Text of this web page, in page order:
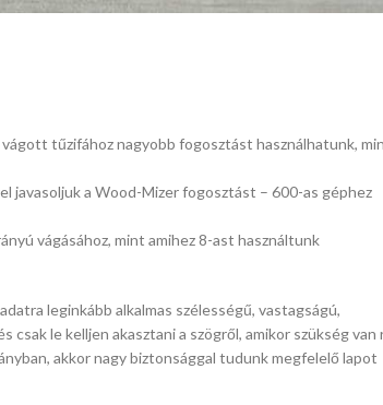
tűzifához nagyobb fogosztást használhatunk,
javasoljuk a Wood-Mizer fogosztást – 600-as géphez
vágásához, mint amihez 8-ast használtunk
leginkább alkalmas szélességű, vastagságú,
le kelljen akasztani a szögről, amikor szükség van
akkor nagy biztonsággal tudunk megfelelő lapot